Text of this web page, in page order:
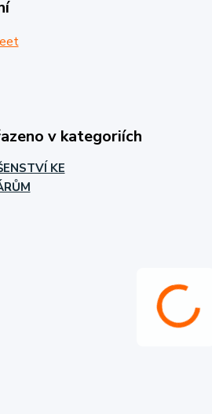
v kategoriích
KE